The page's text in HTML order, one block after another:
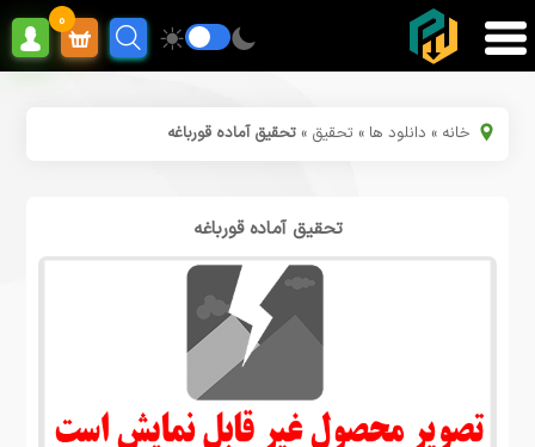
0
خانه » دانلود ها » تحقیق »تحقیق آماده قورباغه
تحقیق آماده قورباغه